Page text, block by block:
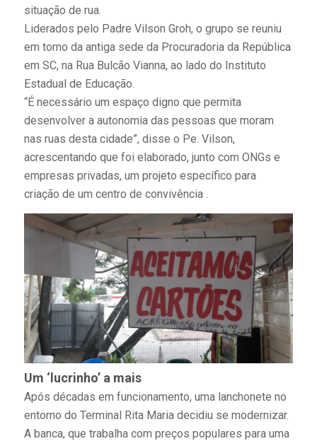
situação de rua.
Liderados pelo Padre Vilson Groh, o grupo se reuniu
em torno da antiga sede da Procuradoria da República
em SC, na Rua Bulcão Vianna, ao lado do Instituto
Estadual de Educação.
“É necessário um espaço digno que permita
desenvolver a autonomia das pessoas que moram
nas ruas desta cidade”, disse o Pe. Vilson,
acrescentando que foi elaborado, junto com ONGs e
empresas privadas, um projeto específico para
criação de um centro de convivência .
Um ‘lucrinho’ a mais
Após décadas em funcionamento, uma lanchonete no
entorno do Terminal Rita Maria decidiu se modernizar.
A banca, que trabalha com preços populares para uma